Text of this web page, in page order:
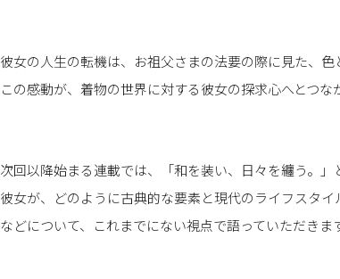
彼女の人生の転機は、お祖父さまの法要の際に見た、
この感動が、着物の世界に対する彼女の探求心へとつな
次回以降始まる連載では、「和を装い、日々を纏う。
彼女が、どのように古典的な要素と現代のライフスタ
などについて、これまでにない視点で語っていただきま